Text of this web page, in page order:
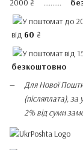
2000 ₴ ..........
від 60 ₴
безкоштовно
Для Нової
(післяплата),
2% від суми